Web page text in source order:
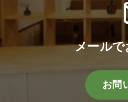
メール
お問